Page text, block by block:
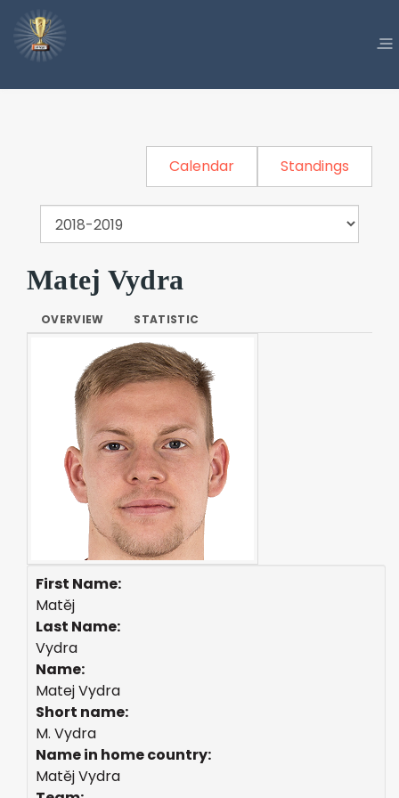
Calendar Standings
Matej Vydra
OVERVIEW STATISTIC
First Name:
Matěj
Last Name:
Vydra
Name:
Matej Vydra
Short name:
M. Vydra
Name in home country:
Matěj Vydra